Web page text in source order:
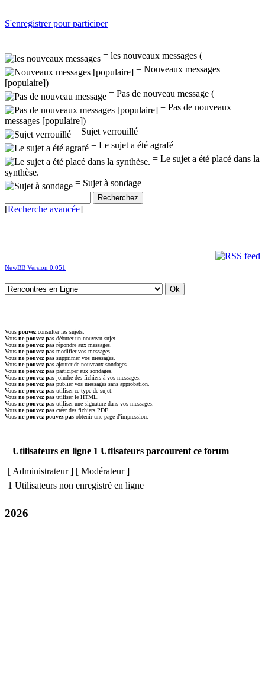
S'enregistrer pour participer
= les nouveaux messages (
= Nouveaux messages
[populaire])
= Pas de nouveau message (
= Pas de nouveaux
messages [populaire])
= Sujet verrouillé
= Le sujet a été agrafé
= Le sujet a été placé dans la
synthèse.
= Sujet à sondage
[Recherche avancée]
NewBB Version 0.051
Vous pouvezconsulter les sujets.
Vous ne pouvez pas débuter un nouveau sujet.
Vous ne pouvez pas répondre aux messages.
Vous ne pouvez pas modifier vos messages.
Vous ne pouvez pas supprimer vos messages.
Vous ne pouvez pas ajouter de nouveaux sondages.
Vous ne pouvez pas participer aux sondages.
Vous ne pouvez pas joindre des fichiers à vos messages.
Vous ne pouvez pas publier vos messages sans approbation.
Vous ne pouvez pas utiliser ce type de sujet.
Vous ne pouvez pas utiliser le HTML.
Vous ne pouvez pas utiliser une signature dans vos messages.
Vous ne pouvez pas créer des fichiers PDF.
Vous ne pouvez pouvez pas obtenir une page d'impression.
Utilisateurs en ligne 1 Utlisateurs parcourent ce forum
[ Administrateur] [ Modérateur]
1 Utilisateurs non enregistré en ligne
2026